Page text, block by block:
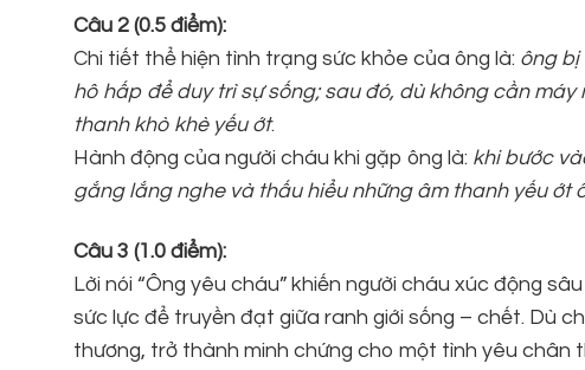
Câu 2 (0.5 điểm):
Chi tiết thể hiện tình trạng sức khỏe của ông là: ông bị
hô hấp để duy trì sự sống; sau đó, dù không cần
thanh khò khè yếu ớt.
Hành động của người cháu khi gặp ông là: khi bước
gắng lắng nghe và thấu hiểu những âm thanh yếu ớt
Câu 3 (1.0 điểm):
Lời nói “Ông yêu cháu” khiến người cháu xúc động
sức lực để truyền đạt giữa ranh giới sống – chết. Dù
thương, trở thành minh chứng cho một tình yêu chân